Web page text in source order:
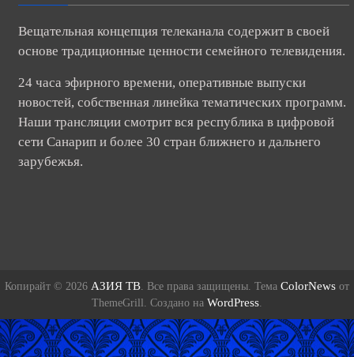
Вещательная концепция телеканала содержит в своей
основе традиционные ценности семейного телевидения.
24 часа эфирного времени, оперативные выпуски
новостей, собственная линейка тематических программ.
Наши трансляции смотрит вся республика в цифровой
сети Санарип и более 30 стран ближнего и дальнего
зарубежья.
Копирайт © 2026 АЗИЯ ТВ. Все права защищены. Тема ColorNews от
ThemeGrill. Создано на WordPress.